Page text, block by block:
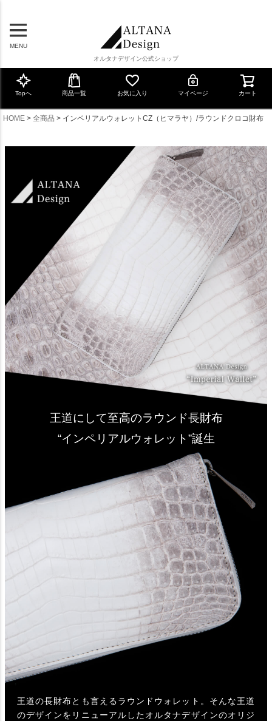
MENU
オルタナデザイン公式ショップ
Topへ 商品一覧 お気に入り マイページ カート
HOME 全商品 インペリアルウォレットCZ（ヒマラヤ）/ラウンドクロコ財布
王道にして至高のラウンド長財布
“インペリアルウォレット”誕生
王道の長財布とも言えるラウンドウォレット。そんな王道
のデザインをリニューアルしたオルタナデザインのオリジ